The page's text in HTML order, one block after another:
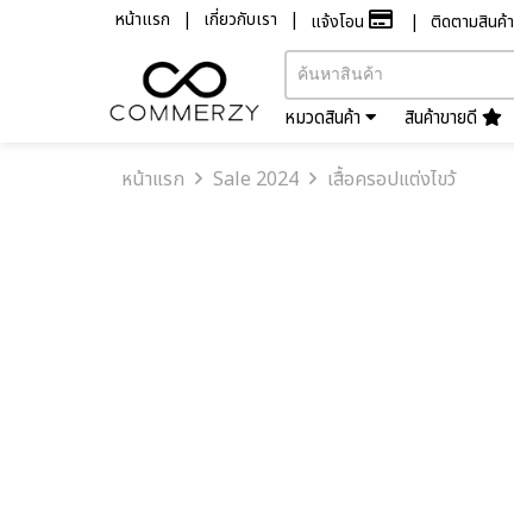
หน้าแรก เกี่ยวกับเรา แจ้งโอน ติดตามสินค้า
หมวดสินค้า สินค้าขายดี
หน้าแรก Sale 2024 เสื้อครอปแต่งไขว้